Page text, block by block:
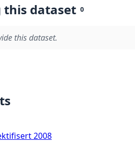
this dataset 0
this dataset.
2008